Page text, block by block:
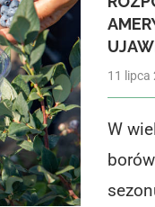
11 lipca
W